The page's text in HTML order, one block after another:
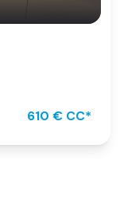
610 € CC*